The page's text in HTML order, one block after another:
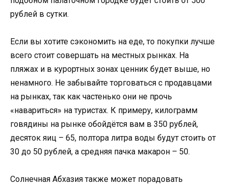
рублей в сутки.
Если вы хотите сэкономить на еде, то покупки лучше
всего стоит совершать на местных рынках. На
пляжах и в курортных зонах ценник будет выше, но
ненамного. Не забывайте торговаться с продавцами
на рынках, так как частенько они не прочь
«навариться» на туристах. К примеру, килограмм
говядины на рынке обойдётся вам в 350 рублей,
десяток яиц – 65, полтора литра воды будут стоить от
30 до 50 рублей, а средняя пачка макарон – 50.
Солнечная Абхазия также может порадовать